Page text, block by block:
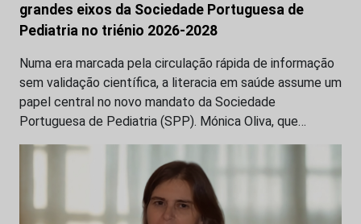
grandes eixos da Sociedade Portuguesa de
Pediatria no triénio 2026-2028
Numa era marcada pela circulação rápida de informação
sem validação científica, a literacia em saúde assume um
papel central no novo mandato da Sociedade
Portuguesa de Pediatria (SPP). Mónica Oliva, que…